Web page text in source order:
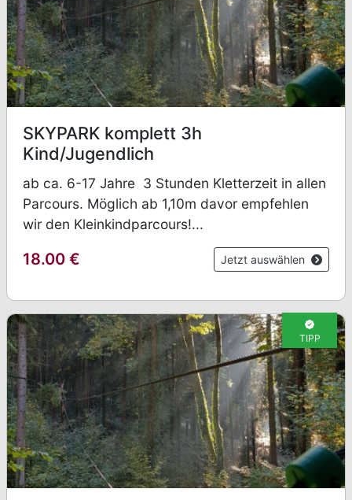
SKYPARK komplett 3h
Kind/Jugendlich
ab ca. 6-17 Jahre 3 Stunden Kletterzeit in allen
Parcours. Möglich ab 1,10m davor empfehlen
wir den Kleinkindparcours!...
18.00 € Jetzt auswählen
TIPP